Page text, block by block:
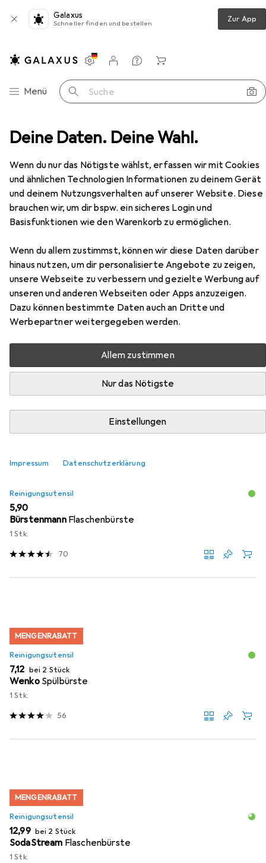
Deine Daten. Deine Wahl.
Wenn du nur das Nötigste wählst, erfassen wir mit Cookies
und ähnlichen Technologien Informationen zu deinem Gerät
und deinem Nutzungsverhalten auf unserer Website. Diese
brauchen wir, um dir bspw. ein sicheres Login und
Basisfunktionen wie den Warenkorb zu ermöglichen.
Wenn du allem zustimmst, können wir diese Daten darüber
hinaus nutzen, um dir personalisierte Angebote zu zeigen,
unsere Webseite zu verbessern und gezielte Werbung auf
unseren und anderen Webseiten oder Apps anzuzeigen.
Dazu können bestimmte Daten auch an Dritte und
Werbepartner weitergegeben werden.
Allem zustimmen
Nur das Nötigste
Einstellungen
Impressum Datenschutzerklärung
Galaxus
Schneller finden und bestellen Zur App
Navigation nach Kategorien
Menü Suche
Einstellungen
Kundenkonto
Vergleichslisten
Merklisten
Warenkorb
Laken Joy Vakuumisolierte Edelstahlflasche
EUR
34,77
Laken Joy Vakuumisolierte
Edelstahlflasche
Zubehör für Laken Joy
Vakuumisolierte Edelstahlflasche
Hier findest du passendes Zubehör zum Produkt Laken
Joy Vakuumisolierte Edelstahlflasche aus der Kategorie
Reinigungsutensil.
Reinigungsutensil
EUR
5,90
Bürstenmann Flaschenbürste
1 Stk.
70
MENGENRABATT
Reinigungsutensil
EUR
7,12 bei 2 Stück
Wenko Spülbürste
1 Stk.
56
MENGENRABATT
Reinigungsutensil
EUR
12,99 bei 2 Stück
SodaStream Flaschenbürste
1 Stk.